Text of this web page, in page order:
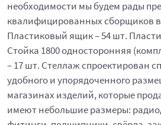
необходимости мы будем рады
квалифицированных сборщиков в
Пластиковый ящик – 54 шт.
Стойка 1800 односторонняя
– 17 шт. Стеллаж спроектирован
удобного и упорядоченного
магазинах изделий, которые
имеют небольшие размеры: